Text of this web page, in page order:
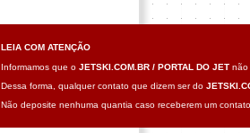
LEIA COM ATENÇÃO
Informamos que o JETSKI.COM.BR / PORTAL DO JETnão
Dessa forma, qualquer contato que dizem ser do
Não deposite nenhuma quantia caso receberem um